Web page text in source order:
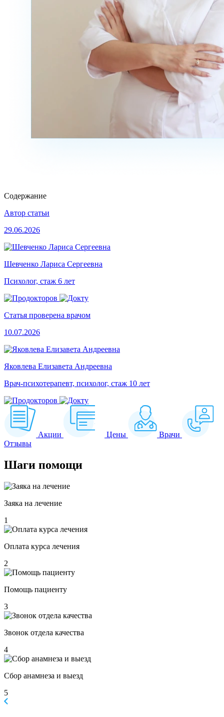
Содержание
Автор статьи
29.06.2026
Шевченко Лариса Сергеевна
Психолог, стаж 6 лет
Статья проверена врачом
10.07.2026
Яковлева Елизавета Андреевна
Врач-психотерапевт, психолог, стаж 10 лет
Акции Цены
Врачи
Отзывы
Шаги помощи
Заяка на лечение
1
Оплата курса лечения
2
Помощь пациенту
3
Звонок отдела качества
4
Сбор анамнеза и выезд
5